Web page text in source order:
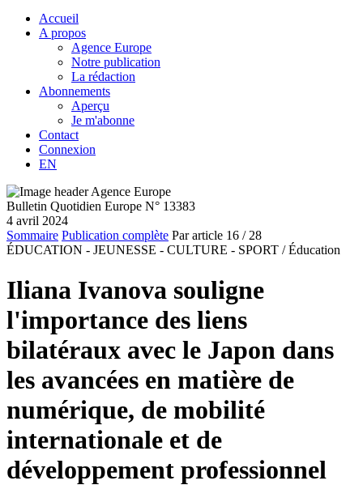
Accueil
A propos
Agence Europe
Notre publication
La rédaction
Abonnements
Aperçu
Je m'abonne
Contact
Connexion
EN
Bulletin Quotidien Europe N° 13383
4 avril 2024
Sommaire Publication complète Par article 16 / 28
ÉDUCATION - JEUNESSE - CULTURE - SPORT / Éducation
Iliana Ivanova souligne
l'importance des liens
bilatéraux avec le Japon dans
les avancées en matière de
numérique, de mobilité
internationale et de
développement professionnel